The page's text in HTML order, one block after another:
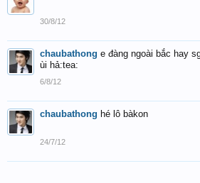
30/8/12
chaubathong e đàng ngoài bắc hay
ùi hả:tea:
6/8/12
chaubathong hé lô bàkon
24/7/12